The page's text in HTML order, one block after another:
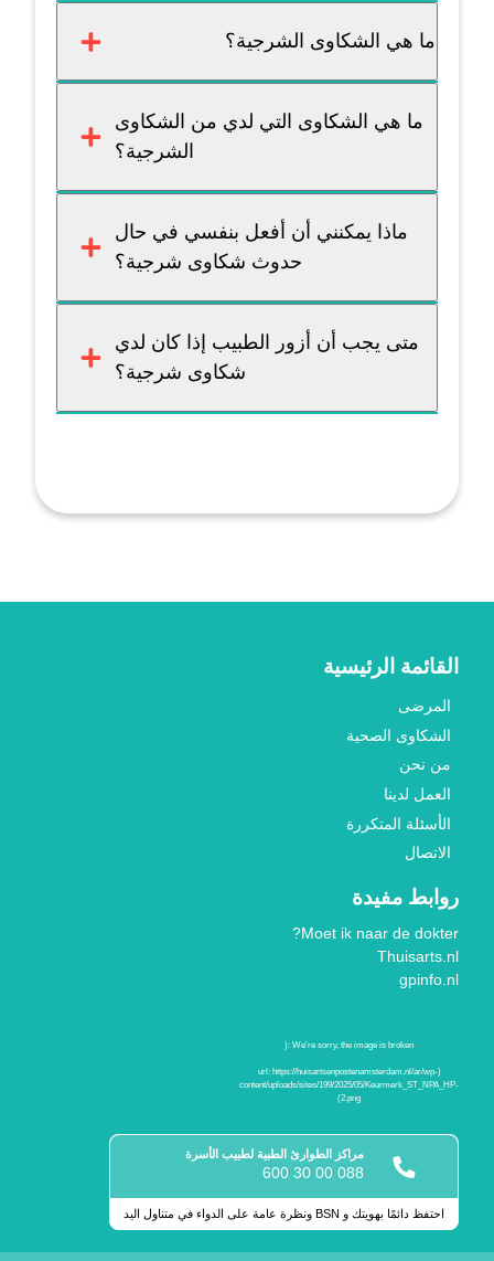
ما هي الشكاوى الشرجية؟
ما هي الشكاوى التي لدي من الشكاوى
الشرجية؟
ماذا يمكنني أن أفعل بنفسي في حال
حدوث شكاوى شرجية؟
متى يجب أن أزور الطبيب إذا كان لدي
شكاوى شرجية؟
القائمة الرئيسية
المرضى
الشكاوى الصحية
من نحن
العمل لدينا
الأسئلة المتكررة
الاتصال
روابط مفيدة
Moet ik naar de dokter?
Thuisarts.nl
gpinfo.nl
مراكز الطوارئ الطبية لطبيب الأسرة
088 00 30 600
احتفظ دائمًا بهويتك و BSN ونظرة عامة على الدواء في متناول اليد